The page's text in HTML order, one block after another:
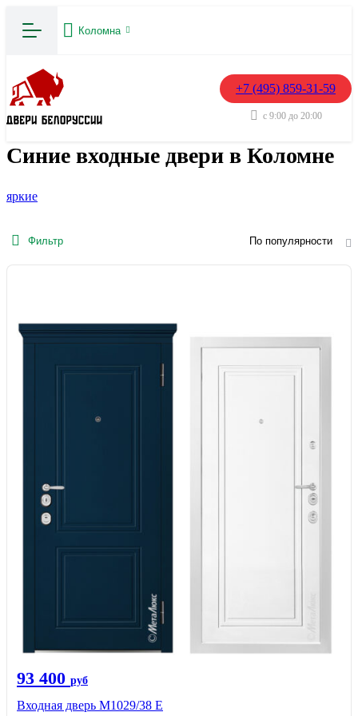
Коломна
+7 (495) 859-31-59
с 9:00 до 20:00
Синие входные двери в Коломне
яркие
Фильтр По популярности
93 400 руб
Входная дверь М1029/38 E